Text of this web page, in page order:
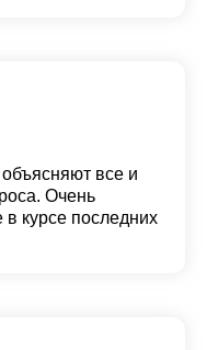
все и
Очень
курсе последних